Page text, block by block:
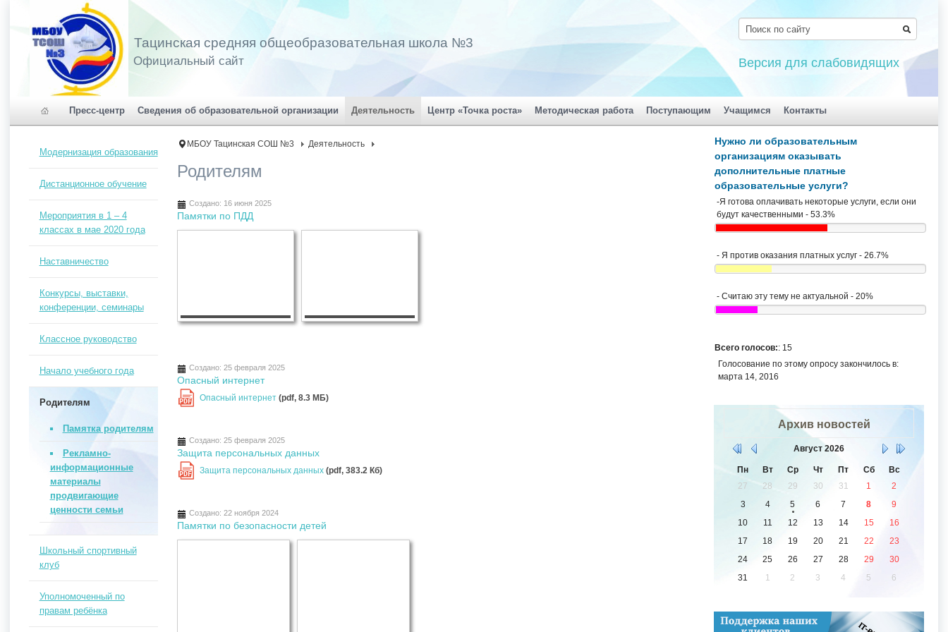
Тацинская средняя общеобразовательная школа №3
Официальный сайт Версия для слабовидящих
Пресс-центр Сведения об образовательной организации Деятельность Центр «Точка роста» Методическая работа Поступающим Учащимся Контакты
МБОУ Тацинская СОШ №3 Деятельность
Родителям
Создано: 16 июня 2025
Памятки по ПДД
Создано: 25 февраля 2025
Опасный интернет
PDF Опасный интернет (pdf, 8.3 MБ)
Создано: 25 февраля 2025
Защита персональных данных
PDF Защита персональных данных (pdf, 383.2 Кб)
Создано: 22 ноября 2024
Памятки по безопасности детей
Модернизация образования
Дистанционное обучение
Мероприятия в 1 – 4
классах в мае 2020 года
Наставничество
Конкурсы, выставки,
конференции, семинары
Классное руководство
Начало учебного года
Родителям
Памятка родителям
Рекламно-
информационные
материалы
продвигающие
ценности семьи
Школьный спортивный
клуб
Уполномоченный по
правам ребёнка
Нужно ли образовательным
организациям оказывать
дополнительные платные
образовательные услуги?
-Я готова оплачивать некоторые услуги, если они
будут качественными - 53.3%
- Я против оказания платных услуг - 26.7%
- Считаю эту тему не актуальной - 20%
Всего голосов:: 15
Голосование по этому опросу закончилось в:
марта 14, 2016
Архив новостей
Август 2026
Пн Вт Ср Чт Пт Сб
Вс
27
28 29 30 31 1
2
3
4 5 6 7 8
9
10
11 12 13 14 15
16
17
18 19 20 21 22
23
24
25 26 27 28 29
30
31
1 2 3 4 5 6